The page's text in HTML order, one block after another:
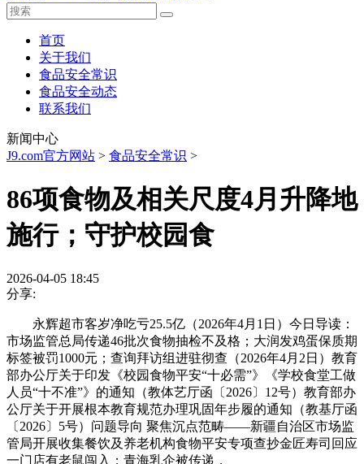
首页
关于我们
食品安全常识
食品安全动态
联系我们
新闻中心
J9.com官方网站 > 食品安全常识 >
86项食物及相关尺度4月升降地
施行；守护校园食
2026-04-05 18:45
分享:
永辉超市客岁净吃亏25.5亿（2026年4月1日）今日导读：
市场监管总局传递46批次食物抽检不及格；大润发鸡蛋保质期
标签被罚1000元；查询拜访组进驻彻查（2026年4月2日）教育
部办公厅关于印发《校园食物平安“十必需”》《学校食堂工做
人员“十不准”》的通知（教体艺厅函〔2026〕12号）教育部办
公厅关于开展根本教育规范办理巩固年步履的通知（教基厅函
〔2026〕5号）问题导向 聚焦沉点范畴——新疆自治区市场监
管局开展收集餐饮及养老机构食物平安专项查抄金匠寿司回应
一门店有老鼠闯入；青海乳企被传递，